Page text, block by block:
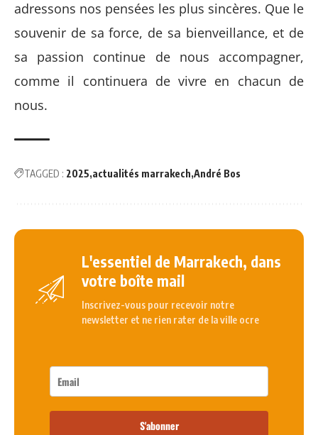
adressons nos pensées les plus sincères. Que le
souvenir de sa force, de sa bienveillance, et de
sa passion continue de nous accompagner,
comme il continuera de vivre en chacun de
nous.
TAGGED : 2025 actualités marrakech André Bos
L'essentiel de Marrakech, dans
votre boîte mail
Inscrivez-vous pour recevoir notre
newsletter et ne rien rater de la ville ocre
S'abonner